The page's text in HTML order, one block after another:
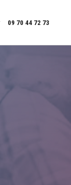
09 70 44 72 73